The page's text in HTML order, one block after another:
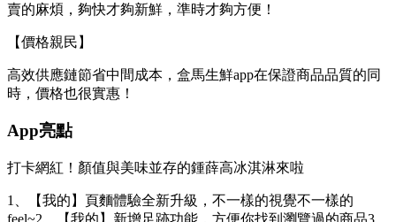
賣的麻煩，夠快才夠新鮮，準時才夠方便！
【價格親民】
高效供應鏈節省中間成本，盒馬生鮮app在保證商品品質的同
時，價格也很實惠！
App亮點
打卡網紅！顏值與美味並存的鍾薛高冰淇淋來啦
1、【我的】頁麵體驗全新升級，不一樣的視覺不一樣的
feel~2、【我的】新增足跡功能，方便你找到瀏覽過的商品3、